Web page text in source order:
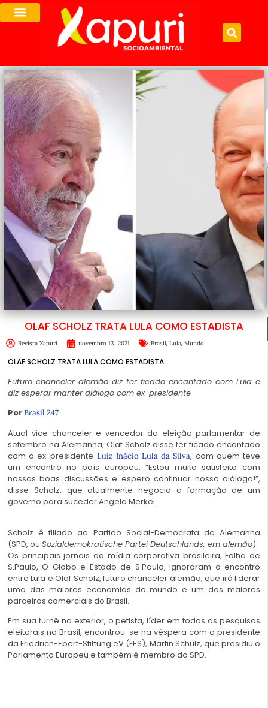
OLAF SCHOLZ TRATA LULA COMO ESTADISTA
Revista Xapuri novembro 13, 2021 Brasil, Lula, Mundo
OLAF SCHOLZ TRATA LULA COMO ESTADISTA
Futuro chanceler alemão diz ter ficado encantado com Lula e
diz esperar manter diálogo com ex-presidente
PorBrasil 247
Atual vice-chanceler e vencedor da eleição parlamentar de
setembro na Alemanha, Olaf Scholz disse ter ficado encantado
com o ex-presidente Luiz Inácio Lula da Silva, com quem teve
um encontro no país europeu. “Estou muito satisfeito com
nossas boas discussões e espero continuar nosso diálogo!”,
disse Scholz, que atualmente negocia a formação de um
governo para suceder Angela Merkel.
Scholz é filiado ao Partido Social-Democrata da Alemanha
(SPD, ou Sozialdemokratische Partei Deutschlands, em alemão).
Os principais jornais da mídia corporativa brasileira, Folha de
S.Paulo, O Globo e Estado de S.Paulo, ignoraram o encontro
entre Lula e Olaf Scholz, futuro chanceler alemão, que irá liderar
uma das maiores economias do mundo e um dos maiores
parceiros comerciais do Brasil.
Em sua turnê no exterior, o petista, líder em todas as pesquisas
eleitorais no Brasil, encontrou-se na véspera com o presidente
da Friedrich-Ebert-Stiftung eV (FES), Martin Schulz, que presidiu o
Parlamento Europeu e também é membro do SPD.